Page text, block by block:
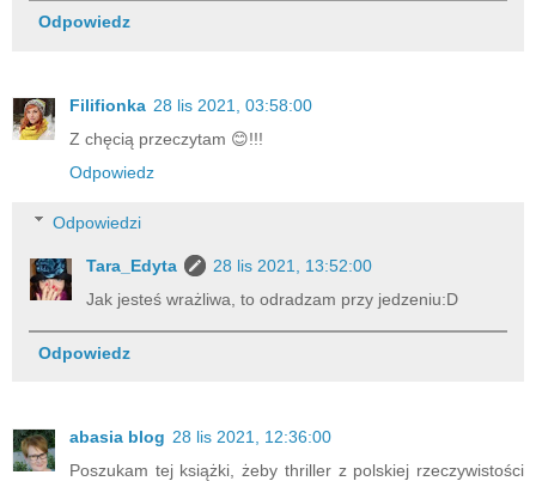
Odpowiedz
Filifionka 28 lis 2021, 03:58:00
Z chęcią przeczytam 😊!!!
Odpowiedz
Odpowiedzi
Tara_Edyta
28 lis 2021, 13:52:00
Jak jesteś wrażliwa, to odradzam przy jedzeniu:D
Odpowiedz
abasia blog 28 lis 2021, 12:36:00
Poszukam tej książki, żeby thriller z polskiej rzeczywistości